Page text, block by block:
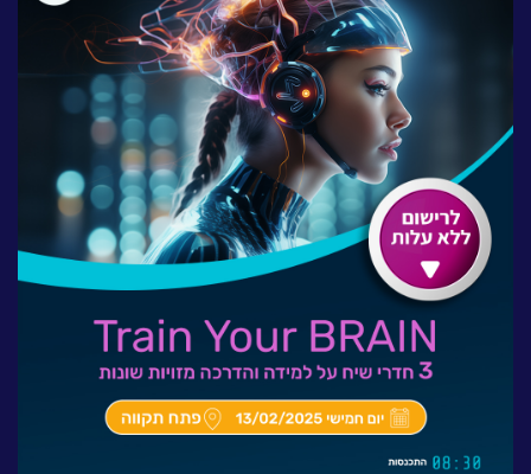
לעבוד בנס
אירועים וכנסים
נס בכותרות
וובינרים מומלצים
דברו איתנו